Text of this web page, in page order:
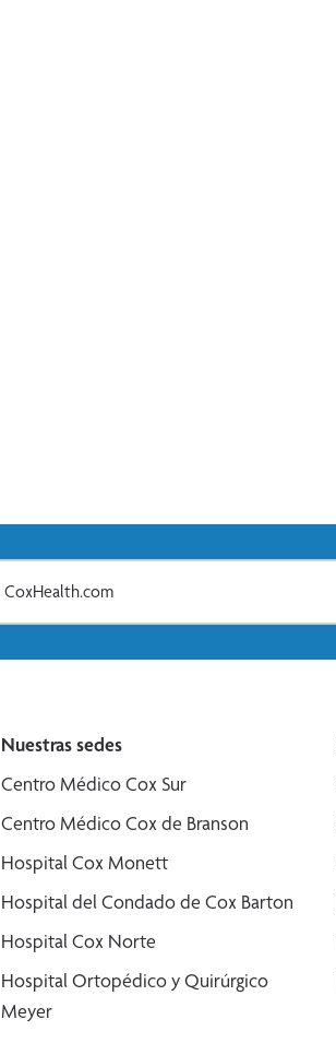
Nuestras sedes
Centro Médico Cox Sur
Centro Médico Cox de Branson
Hospital Cox Monett
Hospital del Condado de Cox Barton
Hospital Cox Norte
Hospital Ortopédico y Quirúrgico
Meyer